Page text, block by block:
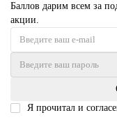
Баллов дарим всем за
акции.
Я прочитал и